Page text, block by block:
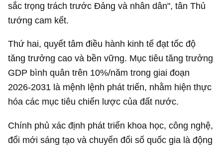
sắc trọng trách trước Đảng và nhân dân", tân Thủ
tướng cam kết.
Thứ hai, quyết tâm điều hành kinh tế đạt tốc độ
tăng trưởng cao và bền vững. Mục tiêu tăng trưởng
GDP bình quân trên 10%/năm trong giai đoạn
2026-2031 là mệnh lệnh phát triển, nhằm hiện thực
hóa các mục tiêu chiến lược của đất nước.
Chính phủ xác định phát triển khoa học, công nghệ,
đổi mới sáng tạo và chuyển đổi số quốc gia là động